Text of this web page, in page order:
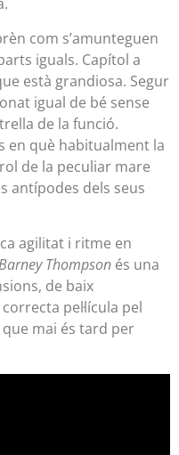
com s’amunteguen
iguals. Capítol a
està grandiosa. Segur
igual de bé sense
de la funció.
en què habitualment la
de la peculiar mare
antípodes dels seus
agilitat i ritme en
Thompson és una
de baix
pel·lícula pel
mai és tard per